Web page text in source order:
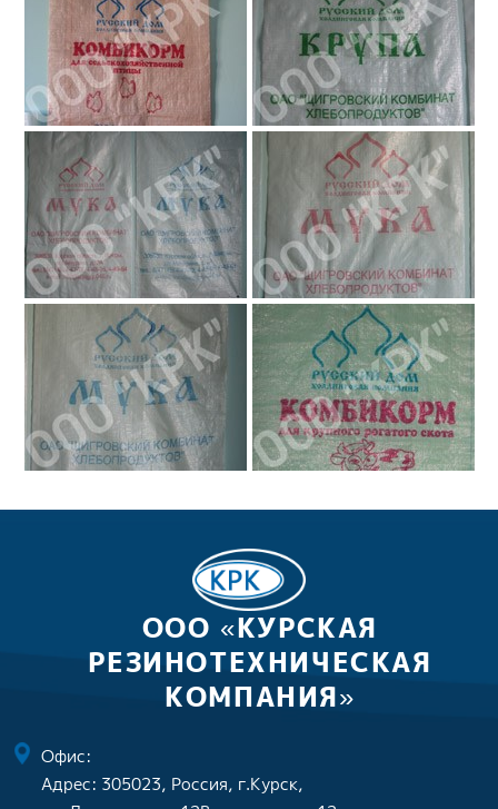
ООО «КУРСКАЯ
РЕЗИНОТЕХНИЧЕСКАЯ
КОМПАНИЯ»
Офис:
Адрес: 305023, Россия, г.Курск,